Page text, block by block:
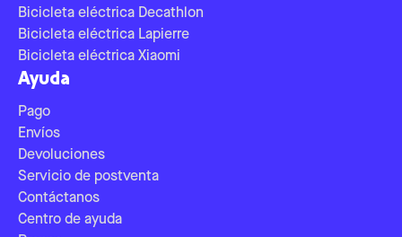
Bicicleta eléctrica Decathlon
Bicicleta eléctrica Lapierre
Bicicleta eléctrica Xiaomi
Ayuda
Pago
Envíos
Devoluciones
Servicio de postventa
Contáctanos
Centro de ayuda